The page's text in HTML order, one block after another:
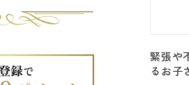
緊張や
るお子